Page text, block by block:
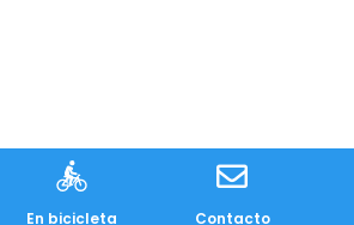
En bicicleta Contacto